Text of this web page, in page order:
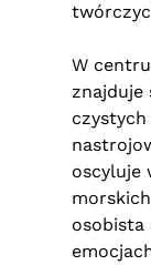
W
znajduje
oscyluje
osobista